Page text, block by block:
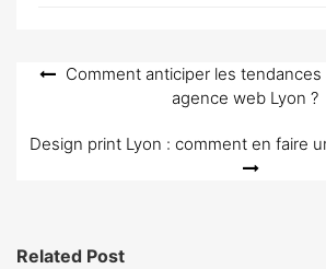
Navigation
l’article
Comment anticiper les tendances
agence web Lyon ?
Design print Lyon : comment en faire
Related Post